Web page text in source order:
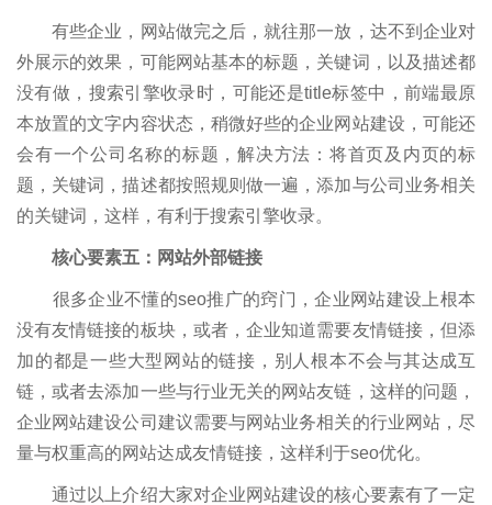
有些企业，网站做完之后，就往那一放，达不到企业对
外展示的效果，可能网站基本的标题，关键词，以及描述都
没有做，搜索引擎收录时，可能还是title标签中，前端最原
本放置的文字内容状态，稍微好些的企业网站建设，可能还
会有一个公司名称的标题，解决方法：将首页及内页的标
题，关键词，描述都按照规则做一遍，添加与公司业务相关
的关键词，这样，有利于搜索引擎收录。
核心要素五：网站外部链接
很多企业不懂的seo推广的窍门，企业网站建设上根本
没有友情链接的板块，或者，企业知道需要友情链接，但添
加的都是一些大型网站的链接，别人根本不会与其达成互
链，或者去添加一些与行业无关的网站友链，这样的问题，
企业网站建设公司建议需要与网站业务相关的行业网站，尽
量与权重高的网站达成友情链接，这样利于seo优化。
通过以上介绍大家对企业网站建设的核心要素有了一定